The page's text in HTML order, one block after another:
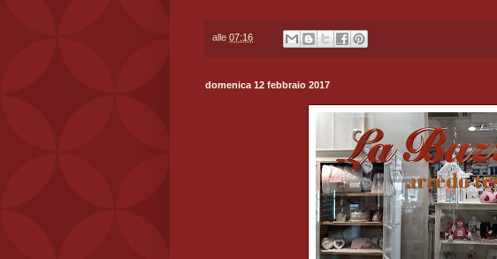
alle 07:16
domenica 12 febbraio 2017